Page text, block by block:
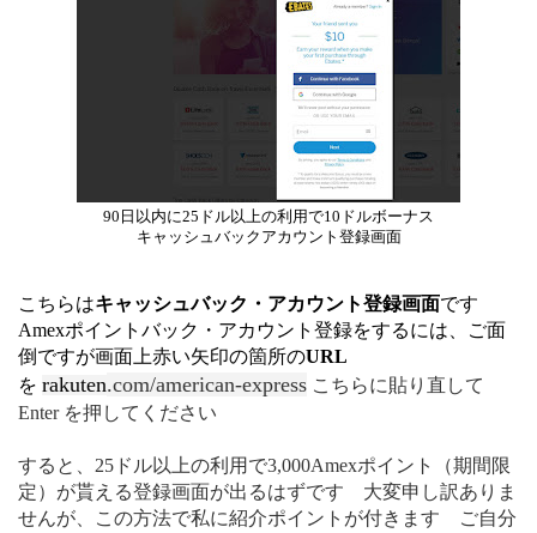
90日以内に25ドル以上の利用で10ドルボーナス
キャッシュバックアカウント登録画面
こちらはキャッシュバック・アカウント登録画面です
Amexポイントバック・アカウント登録をするには、ご面
倒ですが画面上赤い矢印の箇所のURL
を rakuten.com/american-express こちらに貼り直して
Enter を押してください
すると、25ドル以上の利用で3,000Amexポイント（期間限
定）が貰える登録画面が出るはずです 大変申し訳ありま
せんが、この方法で私に紹介ポイントが付きます ご自分